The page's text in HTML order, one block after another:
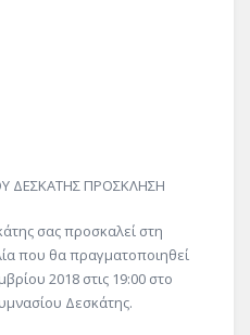
ΔΕΣΚΑΤΗΣ ΠΡΟΣΚΛΗΣΗ
σας προσκαλεί στη
που θα πραγματοποιηθεί
2018 στις 19:00 στο
Δεσκάτης.